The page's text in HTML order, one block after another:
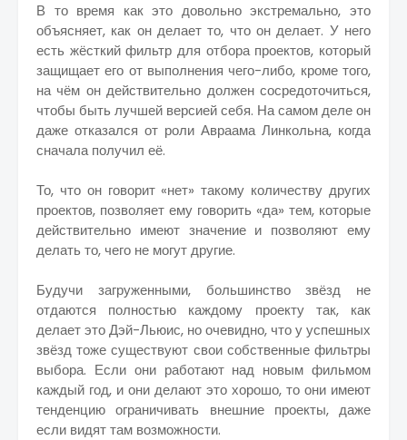
В то время как это довольно экстремально, это
объясняет, как он делает то, что он делает. У него
есть жёсткий фильтр для отбора проектов, который
защищает его от выполнения чего-либо, кроме того,
на чём он действительно должен сосредоточиться,
чтобы быть лучшей версией себя. На самом деле он
даже отказался от роли Авраама Линкольна, когда
сначала получил её.
То, что он говорит «нет» такому количеству других
проектов, позволяет ему говорить «да» тем, которые
действительно имеют значение и позволяют ему
делать то, чего не могут другие.
Будучи загруженными, большинство звёзд не
отдаются полностью каждому проекту так, как
делает это Дэй-Льюис, но очевидно, что у успешных
звёзд тоже существуют свои собственные фильтры
выбора. Если они работают над новым фильмом
каждый год, и они делают это хорошо, то они имеют
тенденцию ограничивать внешние проекты, даже
если видят там возможности.